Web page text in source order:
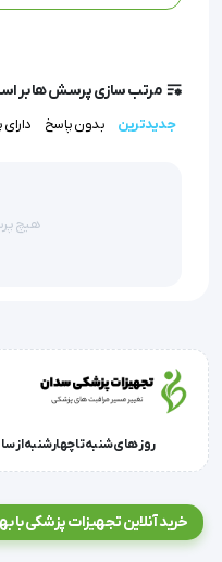
افزایش خواهد یافت.
مرتب سازی پرسش ها بر
جدیدترین بدون پاسخ
هیچ
روز های شنبه تا چهارشنبه از ساعت 9 الی 17 و روز پنجشنبه
خرید آنلاین تجهیزات پزشکی